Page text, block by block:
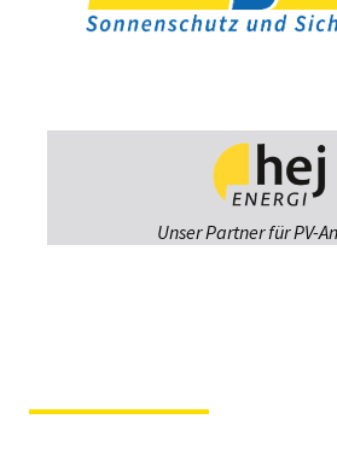
Unser Partner für PV-